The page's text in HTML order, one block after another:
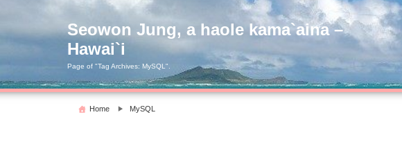
Seowon Jung, a haole kama`aina –
Hawai`i
Page of "Tag Archives: MySQL ".
Home MySQL